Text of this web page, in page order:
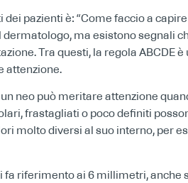
pazienti è: “Come faccio a
ma esistono segnali
Tra questi, la regola ABCDE
attenzione.
neo può meritare attenzione
frastagliati o poco definiti
molto diversi al suo interno, per
fa riferimento ai 6 millimetri, anche